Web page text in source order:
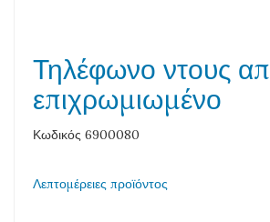
Τηλέφωνο ντους
επιχρωμιωμένο
Κωδικός 6900080
Λεπτομέρειες προϊόντος